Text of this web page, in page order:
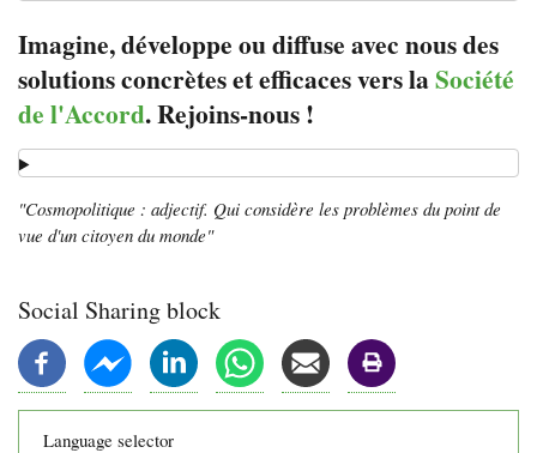
Imagine, développe ou diffuse avec nous des
solutions concrètes et efficaces vers laSociété
de l'Accord. Rejoins-nous !
"Cosmopolitique : adjectif. Qui considère les problèmes du point de
vue d'un citoyen du monde"
Social Sharing block
Language selector